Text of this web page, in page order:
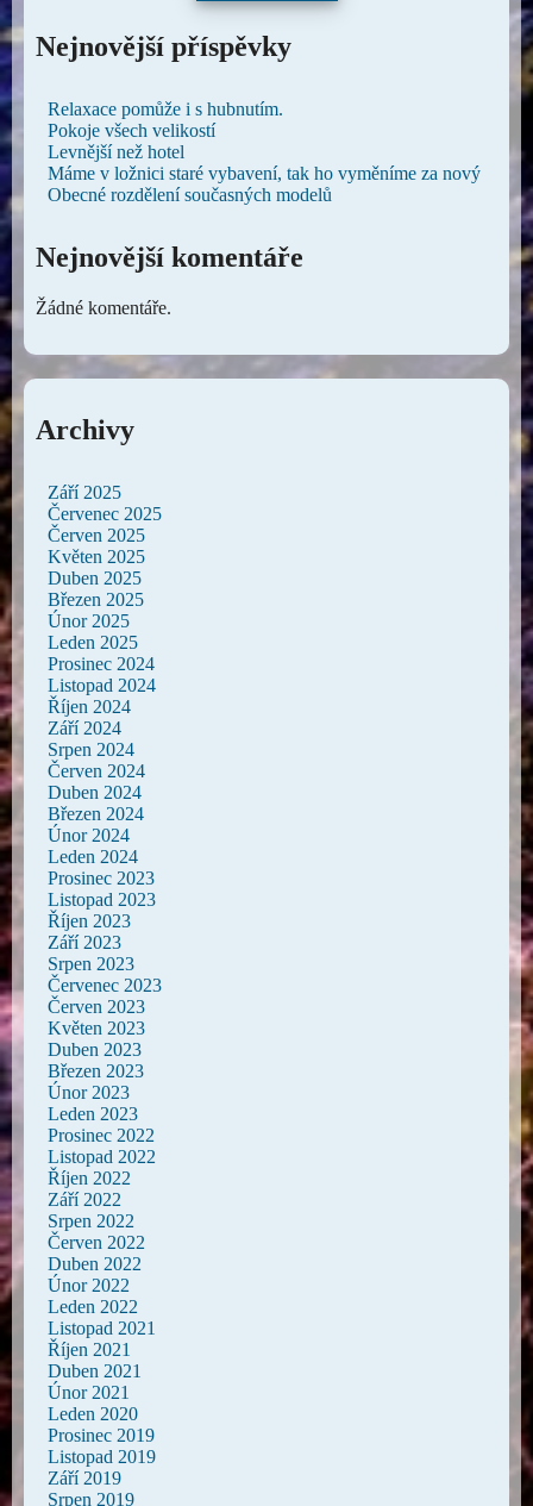
Nejnovější příspěvky
Relaxace pomůže i s hubnutím.
Pokoje všech velikostí
Levnější než hotel
Máme v ložnici staré vybavení, tak ho vyměníme za nový
Obecné rozdělení současných modelů
Nejnovější komentáře
Žádné komentáře.
Archivy
Září 2025
Červenec 2025
Červen 2025
Květen 2025
Duben 2025
Březen 2025
Únor 2025
Leden 2025
Prosinec 2024
Listopad 2024
Říjen 2024
Září 2024
Srpen 2024
Červen 2024
Duben 2024
Březen 2024
Únor 2024
Leden 2024
Prosinec 2023
Listopad 2023
Říjen 2023
Září 2023
Srpen 2023
Červenec 2023
Červen 2023
Květen 2023
Duben 2023
Březen 2023
Únor 2023
Leden 2023
Prosinec 2022
Listopad 2022
Říjen 2022
Září 2022
Srpen 2022
Červen 2022
Duben 2022
Únor 2022
Leden 2022
Listopad 2021
Říjen 2021
Duben 2021
Únor 2021
Leden 2020
Prosinec 2019
Listopad 2019
Září 2019
Srpen 2019